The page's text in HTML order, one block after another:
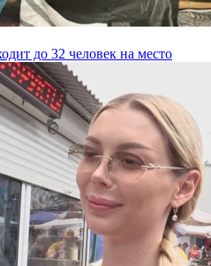
до 32 человек на место